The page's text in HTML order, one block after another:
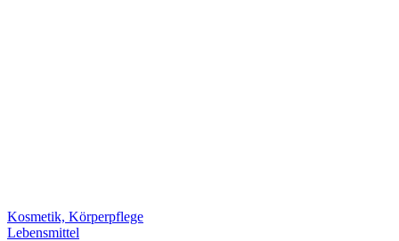
Kosmetik, Körperpflege
Lebensmittel